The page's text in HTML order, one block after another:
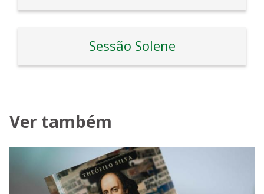
Sessão Solene
Ver também